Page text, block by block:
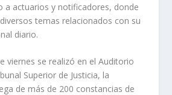
a actuarios y notificadores, donde
temas relacionados con su
diario.
viernes se realizó en el Auditorio
Superior de Justicia, la
de más de 200 constancias de